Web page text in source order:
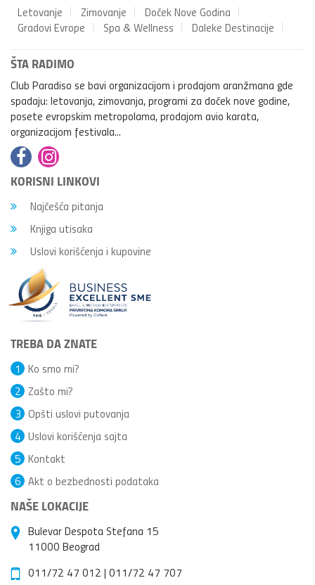
Letovanje Zimovanje
Doček Nove Godina
Gradovi Evrope
Spa & Wellness Daleke Destinacije
ŠTA RADIMO
Club Paradiso se bavi organizacijom i prodajom aranžmana gde
spadaju: letovanja, zimovanja, programi za doček nove godine,
posete evropskim metropolama, prodajom avio karata,
organizacijom festivala...
KORISNI LINKOVI
Najčešća pitanja
Knjiga utisaka
Uslovi korišćenja i kupovine
TREBA DA ZNATE
Ko smo mi?
1
Zašto mi?
2
Opšti uslovi putovanja
3
Uslovi korišćenja sajta
4
Kontakt
5
Akt o bezbednosti podataka
6
NAŠE LOKACIJE
Bulevar Despota Stefana 15
11000 Beograd
011/72 47 012 | 011/72 47 707